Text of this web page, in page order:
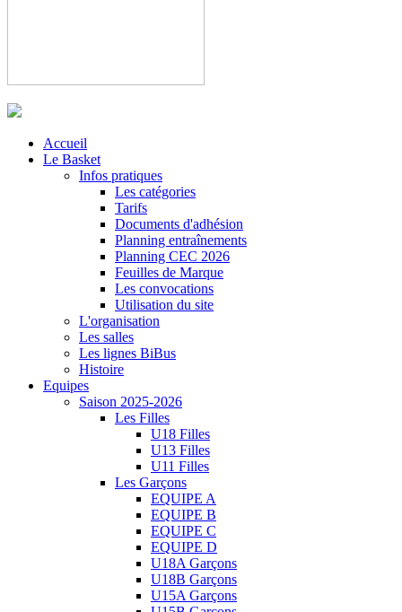
Accueil
Le Basket
Infos pratiques
Les catégories
Tarifs
Documents d'adhésion
Planning entraînements
Planning CEC 2026
Feuilles de Marque
Les convocations
Utilisation du site
L'organisation
Les salles
Les lignes BiBus
Histoire
Equipes
Saison 2025-2026
Les Filles
U18 Filles
U13 Filles
U11 Filles
Les Garçons
EQUIPE A
EQUIPE B
EQUIPE C
EQUIPE D
U18A Garçons
U18B Garçons
U15A Garçons